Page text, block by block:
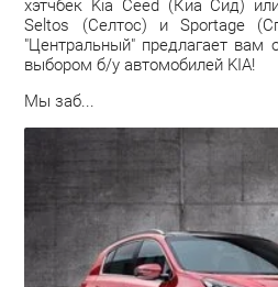
хэтчбек Kia Ceed (Киа Сид)
Seltos (Селтос) и Sportage
"Центральный" предлагает вам
выбором б/у автомобилей KIA!
Мы заб...